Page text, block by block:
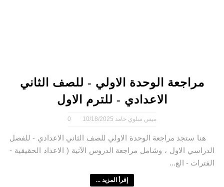
مراجعة الوحدة الاولي - للصف الثاني
الاعدادي - للترم الاول
ميس سلوي حامد 10/18/2025
0
هنا ستجد مراجعة الوحدة الاولي للصف الثاني الاعدادي - للفصل
الدراسي الاول ، وشامل مراجعة الدروس الآتية ( الاعداد الحقيقية -
الفترات - الع...
إقرأ المزيد ...